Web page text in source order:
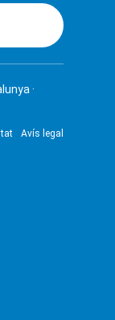
·
Avís legal